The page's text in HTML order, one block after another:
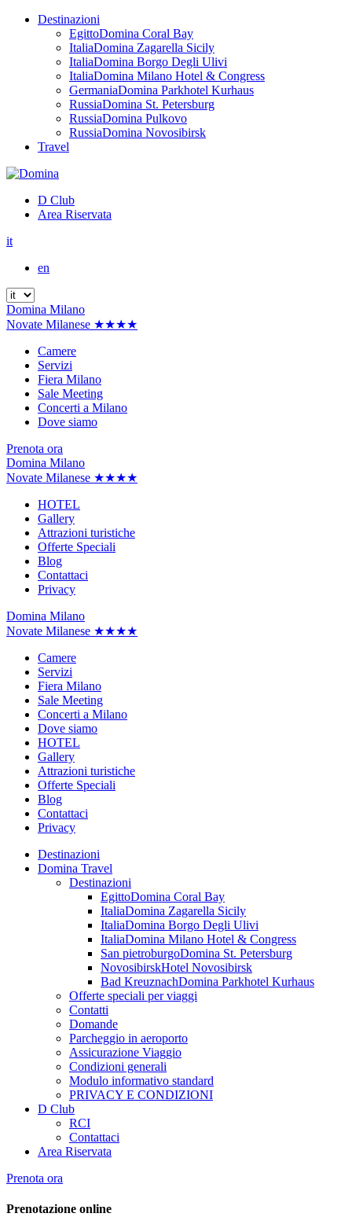
Destinazioni
EgittoDomina Coral Bay
ItaliaDomina Zagarella Sicily
ItaliaDomina Borgo Degli Ulivi
ItaliaDomina Milano Hotel & Congress
GermaniaDomina Parkhotel Kurhaus
RussiaDomina St. Petersburg
RussiaDomina Pulkovo
RussiaDomina Novosibirsk
Travel
D Club
Area Riservata
it
en
Domina Milano
Novate Milanese ★★★★
Camere
Servizi
Fiera Milano
Sale Meeting
Concerti a Milano
Dove siamo
Prenota ora
Domina Milano
Novate Milanese ★★★★
HOTEL
Gallery
Attrazioni turistiche
Offerte Speciali
Blog
Contattaci
Privacy
Domina Milano
Novate Milanese ★★★★
Camere
Servizi
Fiera Milano
Sale Meeting
Concerti a Milano
Dove siamo
HOTEL
Gallery
Attrazioni turistiche
Offerte Speciali
Blog
Contattaci
Privacy
Destinazioni
Domina Travel
Destinazioni
EgittoDomina Coral Bay
ItaliaDomina Zagarella Sicily
ItaliaDomina Borgo Degli Ulivi
ItaliaDomina Milano Hotel & Congress
San pietroburgoDomina St. Petersburg
NovosibirskHotel Novosibirsk
Bad KreuznachDomina Parkhotel Kurhaus
Offerte speciali per viaggi
Contatti
Domande
Parcheggio in aeroporto
Assicurazione Viaggio
Condizioni generali
Modulo informativo standard
PRIVACY E CONDIZIONI
D Club
RCI
Contattaci
Area Riservata
Prenota ora
Prenotazione online